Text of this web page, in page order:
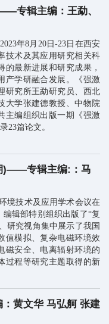
专辑主编：王勐、
年8月20日-23日在西安
技术及其应用研究相关科
最新进展和研究成果，
产学研融合发展。《强激
研究所王勐研究员、西北
大学张建德教授、中物院
主编组织出版一期《强激
23篇论文。
)——专辑主编:：马
境技术及应用学术会议在
编辑部特别组织出版了“复
研究视角集中展示了我国
值模拟、复杂电磁环境效
磁安全、电离辐射环境的
过程等研究主题取得的新
黄文华 马弘舸 张建